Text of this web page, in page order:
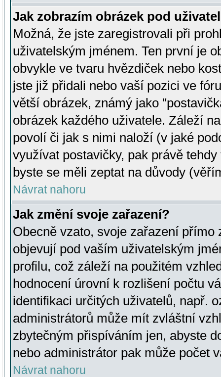
Jak zobrazím obrázek pod
Možná, že jste zaregistrovali při
uživatelským jménem. Ten první je
obvykle ve tvaru hvězdiček nebo
jste již přidali nebo vaší pozici ve
větší obrázek, známý jako
obrázek každého uživatele. Záleží
povolí či jak s nimi naloží (v jaké
využívat postavičky, pak právě
byste se měli zeptat na důvody
Návrat nahoru
Jak změní svoje zařazení?
Obecně vzato, svoje zařazení přímo
objevují pod vaším uživatelským
profilu, což záleží na použitém
hodnocení úrovní k rozlišení počtu
identifikaci určitých uživatelů, např.
administrátorů může mít zvláštní
zbytečným přispíváním jen, abyste
nebo administrátor pak může počet
Návrat nahoru